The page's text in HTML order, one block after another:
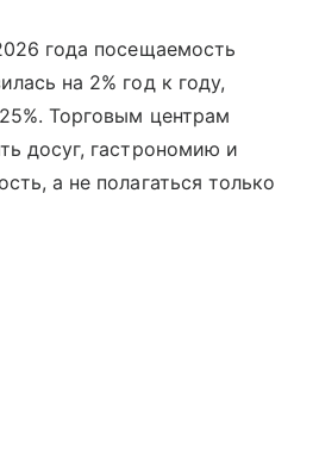
года посещаемость
на 2% год к году,
Торговым центрам
досуг, гастрономию и
а не полагаться только